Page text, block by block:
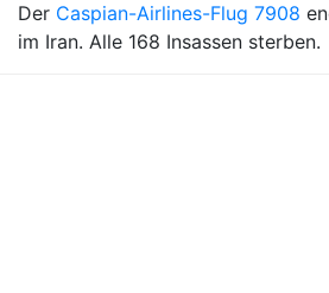
Der Caspian-Airlines-Flug 7908
im Iran. Alle 168 Insassen sterben.